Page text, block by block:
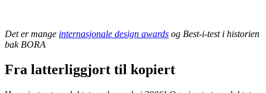
Det er mange internasjonale design awards og Best-i-test i historien
bak BORA
Fra latterliggjort til kopiert